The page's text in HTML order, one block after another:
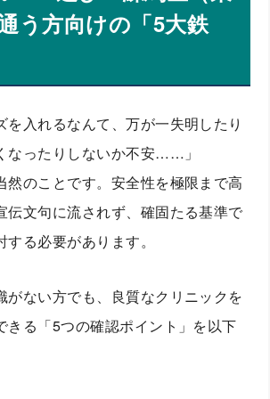
う方向けの「5大鉄
を入れるなんて、万が一失明したり
なったりしないか不安……」
然のことです。安全性を極限まで高
伝文句に流されず、確固たる基準で
る必要があります。
がない方でも、良質なクリニックを
きる「5つの確認ポイント」を以下